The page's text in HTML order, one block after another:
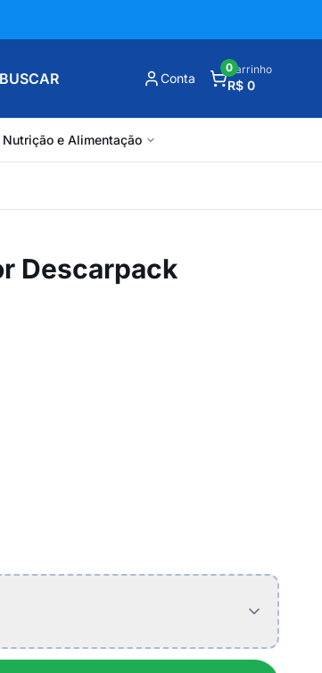
BUSCAR Conta
Carrinho
R$ 0
0
Nutrição e Alimentação
Descarpack